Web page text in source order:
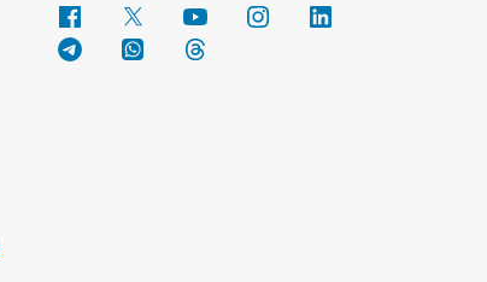
Facebook YouTube Instagram
Telegram WhatsApp